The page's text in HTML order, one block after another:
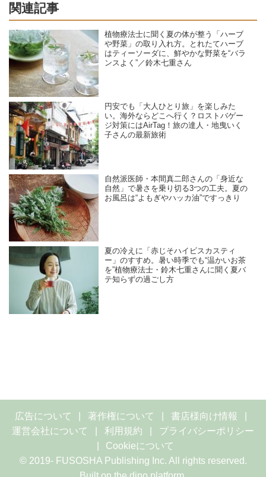
関連記事
植物療法士に聞く夏の体が整う「ハーブ
や野菜」の取り入れ方。とれたてハーブ
はティーソーダに、鮮やかな野菜を“バラ
ンスよく”／鈴木七重さん
円安でも「大人ひとり旅」を楽しみた
い。海外ならどこへ行く？ロストバゲー
ジ対策にはAirTag！旅の達人・地曳いく
子さんの最新旅術
自然派医師・本間真二郎さんの「身近な
自然」で暑さを乗り切る3つの工夫。夏の
お風呂は“よもぎやハッカ油”ですっきり
夏の冷えに「赤じそハイビスカスティ
ー」のすすめ。暑い時季でも“温かいお茶
を”植物療法士・鈴木七重さんに聞く夏バ
テ知らずの過ごし方
広告について 著作権について
書店様向け情報
運営会社について
利用規約
プライバシーポリシー
Cookieについて
© 2019- FUSOSHA Publishing Inc. All rights reserved.